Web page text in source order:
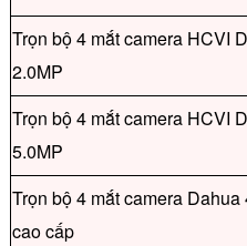
Trọn bộ 4 mắt camera HCVI
2.0MP
Trọn bộ 4 mắt camera HCVI
5.0MP
Trọn bộ 4 mắt camera Dahua
cao cấp